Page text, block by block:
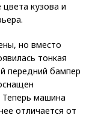
кузова и
но вместо
тонкая
передний бампер
машина
отличается от